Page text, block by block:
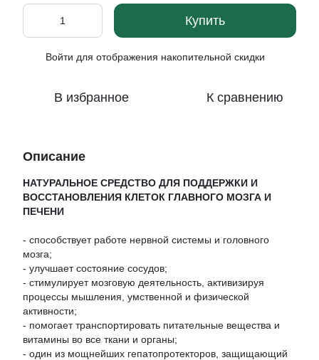
Купить
Войти для отображения накопительной скидки
В избранное К сравнению
Описание
НАТУРАЛЬНОЕ СРЕДСТВО ДЛЯ ПОДДЕРЖКИ И
ВОССТАНОВЛЕНИЯ КЛЕТОК ГЛАВНОГО МОЗГА И
ПЕЧЕНИ
- способствует работе нервной системы и головного
мозга;
- улучшает состояние сосудов;
- стимулирует мозговую деятельность, активизируя
процессы мышления, умственной и физической
активности;
- помогает транспортировать питательные вещества и
витамины во все ткани и органы;
- один из мощнейших гепатопротекторов, защищающий